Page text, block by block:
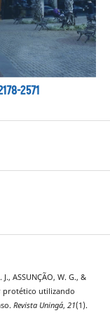
ASSUNÇÃO, W. G., &
protético utilizando
Revista Uningá, 21(1).